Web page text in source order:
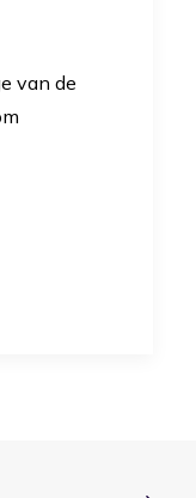
van de